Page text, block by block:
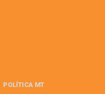
POLÍTICA MT